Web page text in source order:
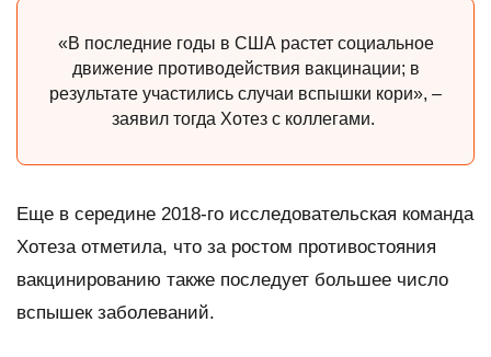
«В последние годы в США растет социальное
движение противодействия вакцинации; в
результате участились случаи вспышки кори», –
заявил тогда Хотез с коллегами.
Еще в середине 2018-го исследовательская команда
Хотеза отметила, что за ростом противостояния
вакцинированию также последует большее число
вспышек заболеваний.